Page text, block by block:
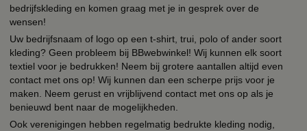
bedrijfskleding en komen graag met je in gesprek over de
wensen!
Uw bedrijfsnaam of logo op een t-shirt, trui, polo of ander soort
kleding? Geen probleem bij BBwebwinkel! Wij kunnen elk soort
textiel voor je bedrukken! Neem bij grotere aantallen altijd even
contact met ons op! Wij kunnen dan een scherpe prijs voor je
maken. Neem gerust en vrijblijvend contact met ons op als je
benieuwd bent naar de mogelijkheden.
Ook verenigingen hebben regelmatig bedrukte kleding nodig,